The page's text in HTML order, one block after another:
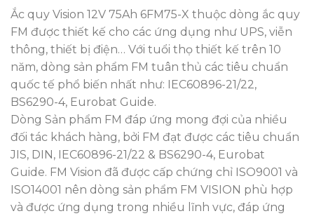
Ắc quy Vision 12V 75Ah 6FM75-X thuộc dòng ắc quy
FM được thiết kế cho các ứng dụng như UPS, viễn
thông, thiết bị điện… Với tuổi thọ thiết kế trên 10
năm, dòng sản phẩm FM tuân thủ các tiêu chuẩn
quốc tế phổ biến nhất như: IEC60896-21/22,
BS6290-4, Eurobat Guide.
Dòng Sản phẩm FM đáp ứng mong đợi của nhiều
đối tác khách hàng, bởi FM đạt được các tiêu chuẩn
JIS, DIN, IEC60896-21/22 & BS6290-4, Eurobat
Guide. FM Vision đã được cấp chứng chỉ ISO9001 và
ISO14001 nên dòng sản phẩm FM VISION phù hợp
và được ứng dụng trong nhiều lĩnh vực, đáp ứng